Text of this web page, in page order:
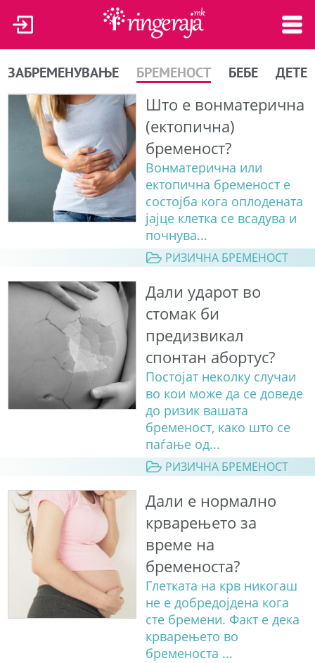
ЗАБРЕМЕНУВАЊЕ БРЕМЕНОСТ БЕБЕ ДЕТЕ
Што е вонматерична
(ектопична)
бременост?
Вонматерична или
ектопична бременост е
состојба кога оплодената
јајце клетка се всадува и
почнува...
РИЗИЧНА БРЕМЕНОСТ
Дали ударот во
стомак би
предизвикал
спонтан абортус?
Постојат неколку случаи
во кои може да се доведе
до ризик вашата
бременост, како што се
паѓање од...
РИЗИЧНА БРЕМЕНОСТ
Дали е нормално
крварењето за
време на
бременоста?
Глетката на крв никогаш
не е добредојдена кога
сте бремени. Факт е дека
крварењето во
бременоста ...